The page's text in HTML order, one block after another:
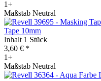
1+
Maßstab Neutral
Tape 10mm
Inhalt 1 Stück
3,60 € *
1+
Maßstab Neutral